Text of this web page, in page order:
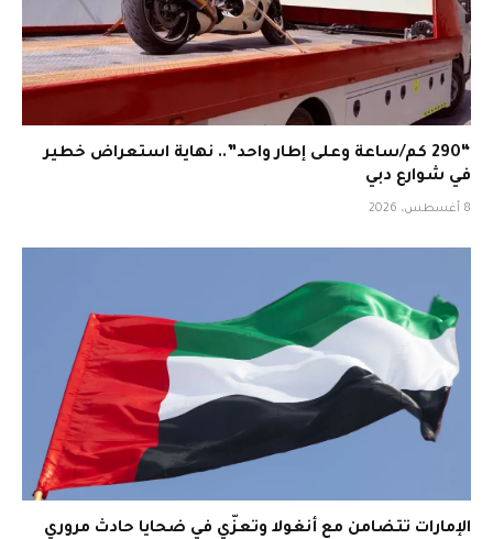
“290 كم/ساعة وعلى إطار واحد”.. نهاية استعراض خطير
في شوارع دبي
8 أغسطس، 2026
الإمارات تتضامن مع أنغولا وتعزّي في ضحايا حادث مروري